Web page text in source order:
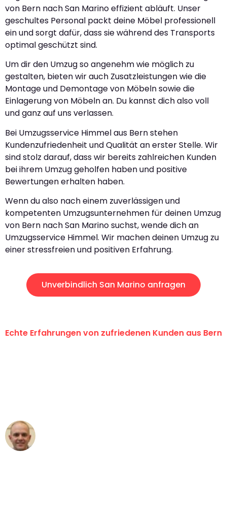
von Bern nach San Marino effizient abläuft. Unser
geschultes Personal packt deine Möbel professionell
ein und sorgt dafür, dass sie während des Transports
optimal geschützt sind.
Um dir den Umzug so angenehm wie möglich zu
gestalten, bieten wir auch Zusatzleistungen wie die
Montage und Demontage von Möbeln sowie die
Einlagerung von Möbeln an. Du kannst dich also voll
und ganz auf uns verlassen.
Bei Umzugsservice Himmel aus Bern stehen
Kundenzufriedenheit und Qualität an erster Stelle. Wir
sind stolz darauf, dass wir bereits zahlreichen Kunden
bei ihrem Umzug geholfen haben und positive
Bewertungen erhalten haben.
Wenn du also nach einem zuverlässigen und
kompetenten Umzugsunternehmen für deinen Umzug
von Bern nach San Marino suchst, wende dich an
Umzugsservice Himmel. Wir machen deinen Umzug zu
einer stressfreien und positiven Erfahrung.
Unverbindlich San Marino anfragen
Echte Erfahrungen von zufriedenen Kunden aus Bern